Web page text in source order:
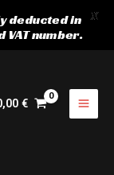
€
deducted in
number.
X